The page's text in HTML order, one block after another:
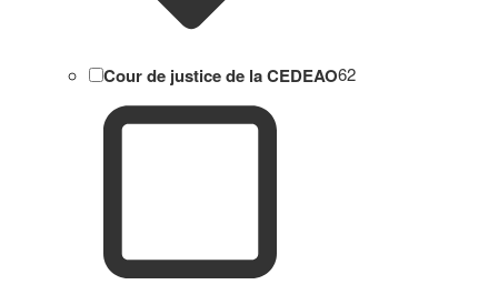
Cour de justice de la CEDEAO62